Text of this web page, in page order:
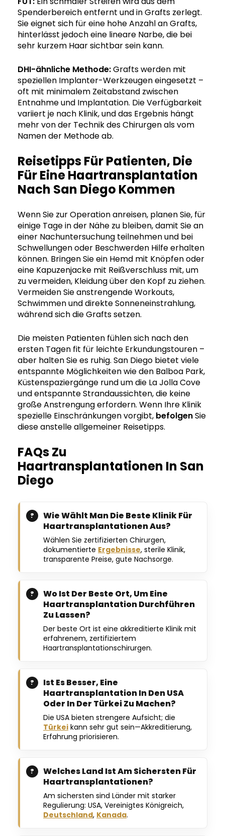
Spenderbereich entfernt und in Grafts zerlegt.
Sie eignet sich für eine hohe Anzahl an Grafts,
hinterlässt jedoch eine lineare Narbe, die bei
sehr kurzem Haar sichtbar sein kann.
DHI-ähnliche Methode:Grafts werden mit
speziellen Implanter-Werkzeugen eingesetzt –
oft mit minimalem Zeitabstand zwischen
Entnahme und Implantation. Die Verfügbarkeit
variiert je nach Klinik, und das Ergebnis hängt
mehr von der Technik des Chirurgen als vom
Namen der Methode ab.
Reisetipps Für Patienten, Die
Für Eine Haartransplantation
Nach San Diego Kommen
Wenn Sie zur Operation anreisen, planen Sie, für
einige Tage in der Nähe zu bleiben, damit Sie an
einer Nachuntersuchung teilnehmen und bei
Schwellungen oder Beschwerden Hilfe erhalten
können. Bringen Sie ein Hemd mit Knöpfen oder
eine Kapuzenjacke mit Reißverschluss mit, um
zu vermeiden, Kleidung über den Kopf zu ziehen.
Vermeiden Sie anstrengende Workouts,
Schwimmen und direkte Sonneneinstrahlung,
während sich die Grafts setzen.
Die meisten Patienten fühlen sich nach den
ersten Tagen fit für leichte Erkundungstouren –
aber halten Sie es ruhig. San Diego bietet viele
entspannte Möglichkeiten wie den Balboa Park,
Küstenspaziergänge rund um die La Jolla Cove
und entspannte Strandaussichten, die keine
große Anstrengung erfordern. Wenn Ihre Klinik
spezielle Einschränkungen vorgibt, befolgenSie
diese anstelle allgemeiner Reisetipps.
FAQs Zu
Haartransplantationen In San
Diego
Wie Wählt Man Die Beste Klinik Für
Haartransplantationen Aus?
Wählen Sie zertifizierten Chirurgen,
dokumentierte Ergebnisse, sterile Klinik,
transparente Preise, gute Nachsorge.
Wo Ist Der Beste Ort, Um Eine
Haartransplantation Durchführen
Zu Lassen?
Der beste Ort ist eine akkreditierte Klinik mit
erfahrenem, zertifiziertem
Haartransplantationschirurgen.
Ist Es Besser, Eine
Haartransplantation In Den USA
Oder In Der Türkei Zu Machen?
Die USA bieten strengere Aufsicht; die
Türkei kann sehr gut sein—Akkreditierung,
Erfahrung priorisieren.
Welches Land Ist Am Sichersten Für
Haartransplantationen?
Am sichersten sind Länder mit starker
Regulierung: USA, Vereinigtes Königreich,
Deutschland, Kanada.